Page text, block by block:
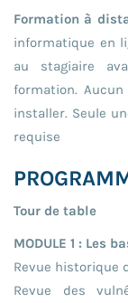
Formation à
informatique en
au stagiaire
formation.
installer. Seule
requise
Tour de table
MODULE 1 : Les
Revue historique
Revue des